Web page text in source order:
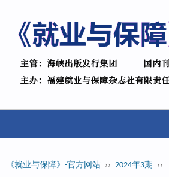
《就业与保障》-官方网站 ›› 2024年3期 ››